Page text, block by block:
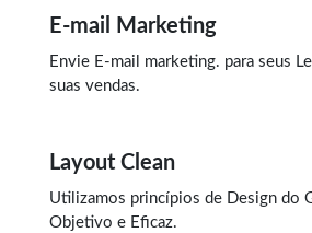
E-mail Marketing
Envie E-mail marketing. para seus
suas vendas.
Layout Clean
Utilizamos princípios de Design do
Objetivo e Eficaz.